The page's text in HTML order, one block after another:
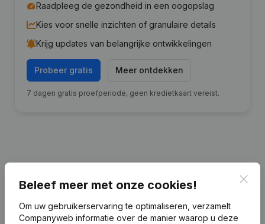
Raadpleeg de gezondheid in een oogopslag
Kies voor snelle inzichten of granulaire details
Krijg updates van belangrijke ontwikkelingen
Probeer gratis Meer ontdekken
7 dagen gratis proefperiode, geen kredietkaart vereist.
Datum Publicatie
Beleef meer met onze cookies!
Om uw gebruikerservaring te optimaliseren, verzamelt
Companyweb informatie over de manier waarop u deze